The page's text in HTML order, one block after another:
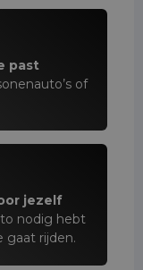
past
of
jezelf
nodig hebt
gaat rijden.